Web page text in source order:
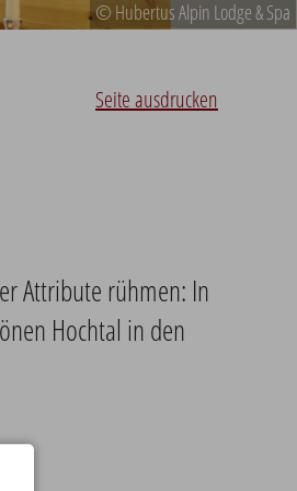
© Hubertus Alpin Lodge & Spa
Seite ausdrucken
Attribute rühmen: In
Hochtal in den